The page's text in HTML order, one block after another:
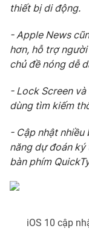
VTV4
VTV9
Liên hệ tòa
THỜI BÁO VTV
Theo dõi báo trên
Cơ quan chủ quản:
thiết bị di động.
- Apple News
hơn, hỗ trợ
chủ đề nóng dễ
- Lock Screen
dùng tìm kiếm
- Cập nhật
năng dự đoán
bàn phím
iOS 10 cập